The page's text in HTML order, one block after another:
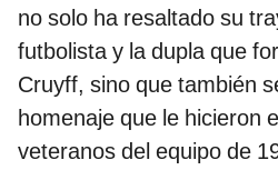
no solo ha resaltado su
futbolista y la dupla que
Cruyff, sino que también
homenaje que le hicieron
veteranos del equipo de